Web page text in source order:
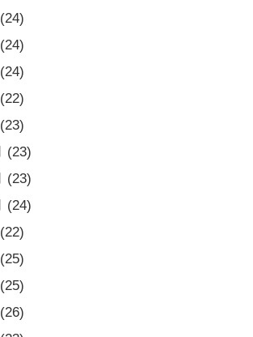
(24)
(24)
(24)
(22)
(23)
(23)
(23)
(24)
(22)
(25)
(25)
(26)